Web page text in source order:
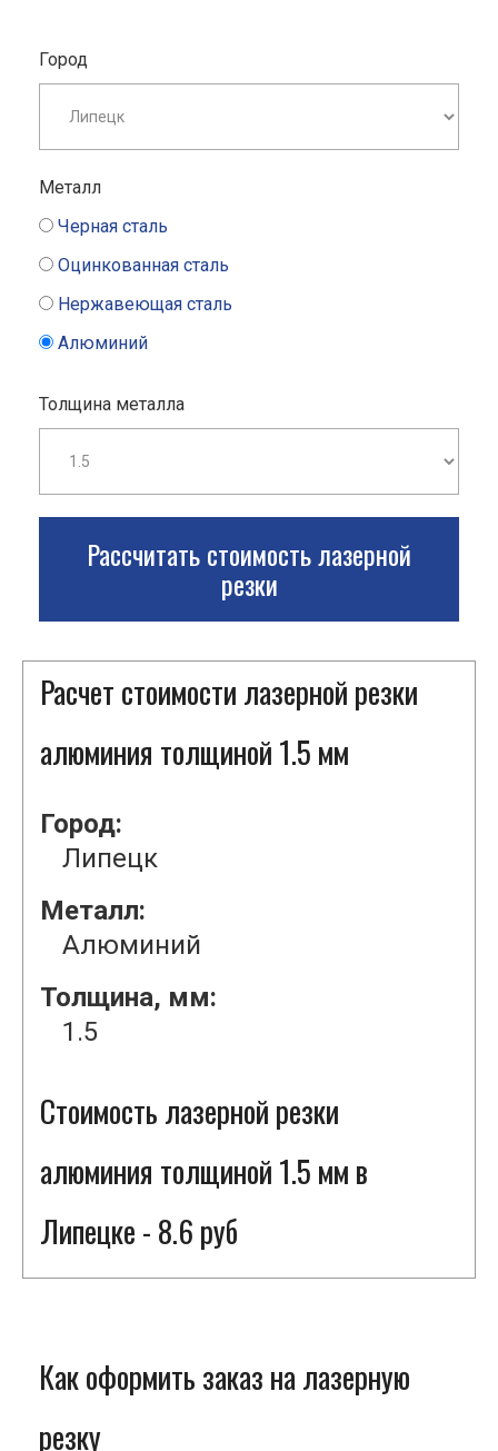
Город
Металл
Черная сталь
Оцинкованная сталь
Нержавеющая сталь
Алюминий
Толщина металла
Рассчитать стоимость лазерной
резки
Расчет стоимости лазерной резки
алюминия толщиной 1.5 мм
Город:
Липецк
Металл:
Алюминий
Толщина, мм:
1.5
Стоимость лазерной резки
алюминия толщиной 1.5 мм в
Липецке - 8.6 руб
Как оформить заказ на лазерную
резку